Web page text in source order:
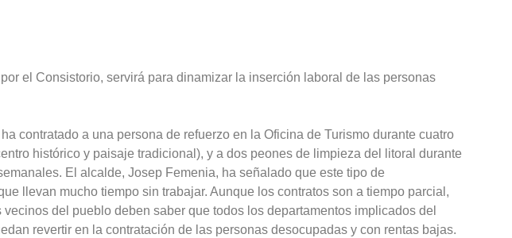
el Consistorio, servirá para dinamizar la inserción laboral de las personas
contratado a una persona de refuerzo en la Oficina de Turismo durante cuatro
histórico y paisaje tradicional), y a dos peones de limpieza del litoral durante
El alcalde, Josep Femenia, ha señalado que este tipo de
llevan mucho tiempo sin trabajar. Aunque los contratos son a tiempo parcial,
del pueblo deben saber que todos los departamentos implicados del
revertir en la contratación de las personas desocupadas y con rentas bajas.